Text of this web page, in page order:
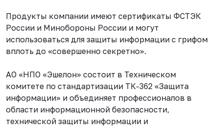
Продукты компании имеют сертификаты ФСТЭК
России и Минобороны России и могут
использоваться для защиты информации с грифом
вплоть до «совершенно секретно».
АО «НПО «Эшелон» состоит в Техническом
комитете по стандартизации ТК-362 «Защита
информации» и объединяет профессионалов в
области информационной безопасности,
технической защиты информации и